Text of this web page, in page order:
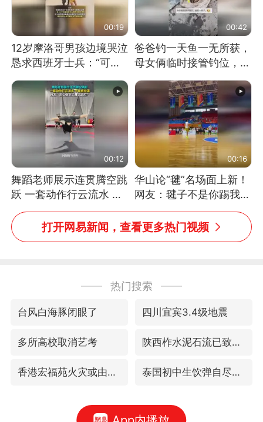
00:19
12岁摩洛哥男孩边境哭泣
恳求西班牙士兵：“可不
可以不要把我遣返回国”
00:42
爸爸钓一天鱼一无所获，
母女俩临时接管钓位，用
玩具鱼竿钓上大鱼
00:12
舞蹈老师展示连贯腾空跳
跃 一套动作行云流水 节
奏感拉满 网友：怎么做
到又舞又武的？
00:16
华山论“毽”名场面上新！
网友：毽子不是你踢我
捡，我踢你捡吗
打开网易新闻，查看更多热门视频
热门搜索
台风白海豚闭眼了 四川宜宾3.4级地震
多所高校取消艺考 陕西柞水泥石流已致2死 仍有1人失联
香港宏福苑火灾或由烟头引起 泰国初中生饮弹自尽前开了26枪